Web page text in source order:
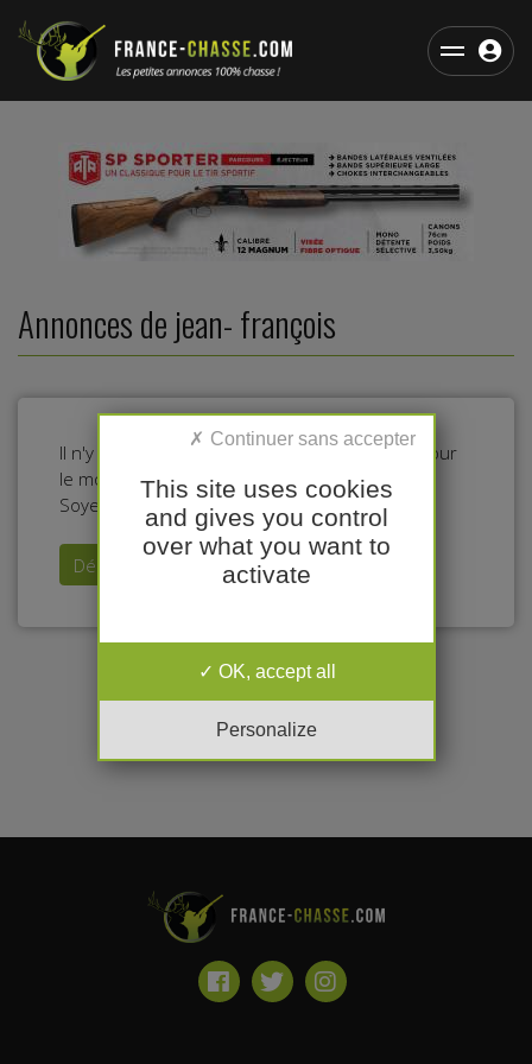
Annonces de jean- françois
Il n'y a pas d'annonces dans cette catégorie pour
le moment.
Soyez le premier à déposer une annonce !
Déposer mon annonce
This site uses cookies
and gives you control
over what you want to
activate
OK, accept all
Personalize